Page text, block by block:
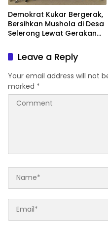
Demokrat Kukar Bergerak,
Bersihkan Mushola di Desa
Selerong Lewat Gerakan
Leave a Reply
Your email address will not
marked *